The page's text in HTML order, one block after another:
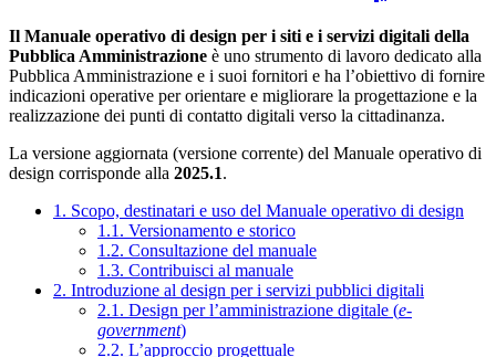
Il Manuale operativo di design per i siti e i servizi digitali della
Pubblica Amministrazione è uno strumento di lavoro dedicato alla
Pubblica Amministrazione e i suoi fornitori e ha l’obiettivo di fornire
indicazioni operative per orientare e migliorare la progettazione e la
realizzazione dei punti di contatto digitali verso la cittadinanza.
La versione aggiornata (versione corrente) del Manuale operativo di
design corrisponde alla 2025.1.
1. Scopo, destinatari e uso del Manuale operativo di design
1.1. Versionamento e storico
1.2. Consultazione del manuale
1.3. Contribuisci al manuale
2. Introduzione al design per i servizi pubblici digitali
2.1. Design per l’amministrazione digitale (e-
government)
2.2. L’approccio progettuale